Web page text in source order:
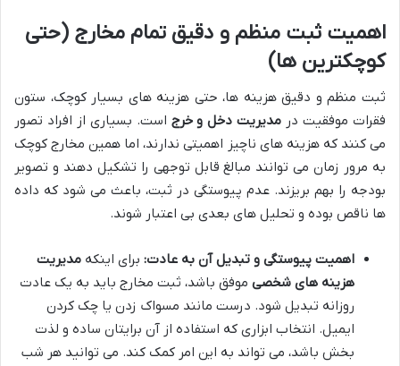
اهمیت ثبت منظم و دقیق تمام مخارج (حتی
کوچکترین ها)
ثبت منظم و دقیق هزینه ها، حتی هزینه های بسیار کوچک، ستون
فقرات موفقیت در مدیریت دخل و خرج است. بسیاری از افراد تصور
می کنند که هزینه های ناچیز اهمیتی ندارند، اما همین مخارج کوچک
به مرور زمان می توانند مبالغ قابل توجهی را تشکیل دهند و تصویر
بودجه را بهم بریزند. عدم پیوستگی در ثبت، باعث می شود که داده
ها ناقص بوده و تحلیل های بعدی بی اعتبار شوند.
اهمیت پیوستگی و تبدیل آن به عادت: برای اینکه مدیریت
هزینه های شخصی موفق باشد، ثبت مخارج باید به یک عادت
روزانه تبدیل شود. درست مانند مسواک زدن یا چک کردن
ایمیل. انتخاب ابزاری که استفاده از آن برایتان ساده و لذت
بخش باشد، می تواند به این امر کمک کند. می توانید هر شب